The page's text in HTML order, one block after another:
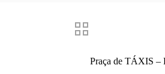
Praça de TÁXIS –